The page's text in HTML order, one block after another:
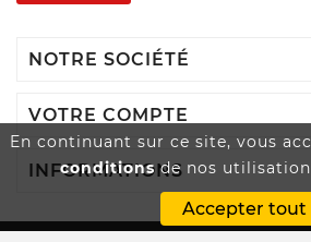
En continuant sur ce site, vous
conditionsde nos utilisation
Accepter tout
NOTRE SOCIÉTÉ
VOTRE COMPTE
INFORMATIONS